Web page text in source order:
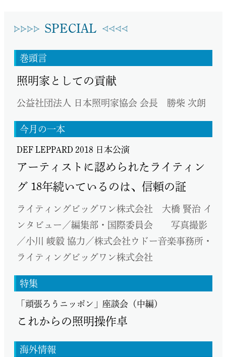
SPECIAL
巻頭言
照明家としての貢献
公益社団法人 日本照明家協会 会長 勝柴 次朗
今月の一本
DEF LEPPARD 2018 日本公演
アーティストに認められたライティン
グ 18年続いているのは、信頼の証
ライティングビッグワン株式会社 大橋 賢治 イ
ンタビュー／編集部・国際委員会 写真撮影
／小川 峻毅 協力／株式会社ウドー音楽事務所・
ライティングビッグワン株式会社
特集
「頑張ろうニッポン」座談会（中編）
これからの照明操作卓
海外情報